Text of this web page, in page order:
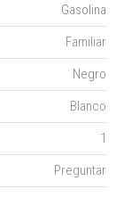
Gasolina
Familiar
Negro
Blanco
1
Preguntar